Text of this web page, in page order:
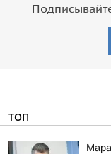
ТОП